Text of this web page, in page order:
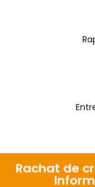
Rachat de